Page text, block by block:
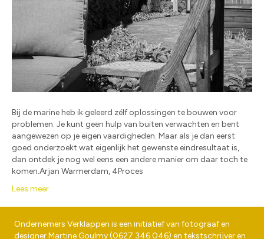
Bij de marine heb ik geleerd zélf oplossingen te bouwen voor
problemen. Je kunt geen hulp van buiten verwachten en bent
aangewezen op je eigen vaardigheden. Maar als je dan eerst
goed onderzoekt wat eigenlijk het gewenste eindresultaat is,
dan ontdek je nog wel eens een andere manier om daar toch te
komen.Arjan Warmerdam, 4Proces
Lees meer
Ondernemers Verklappen is een initiatief van fotograaf en
designerMartine Goulmy(0627 346 046) en tekstschrijver en